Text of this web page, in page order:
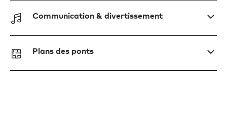
Communication & divertissement
Plans des ponts